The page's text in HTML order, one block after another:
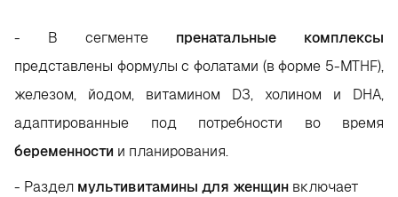
- В сегменте пренатальные комплексы
представлены формулы с фолатами (в форме 5-MTHF),
железом, йодом, витамином D3, холином и DHA,
адаптированные под потребности во время
беременности и планирования.
- Раздел мультивитамины для женщин включает